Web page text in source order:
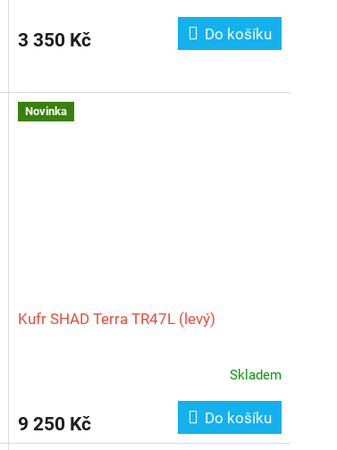
3 350 Kč Do košíku
Novinka
Kufr SHAD Terra TR47L (levý)
Skladem
9 250 Kč Do košíku